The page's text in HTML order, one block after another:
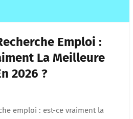
Emploi :
La Meilleure
2026 ?
emploi : est-ce vraiment la